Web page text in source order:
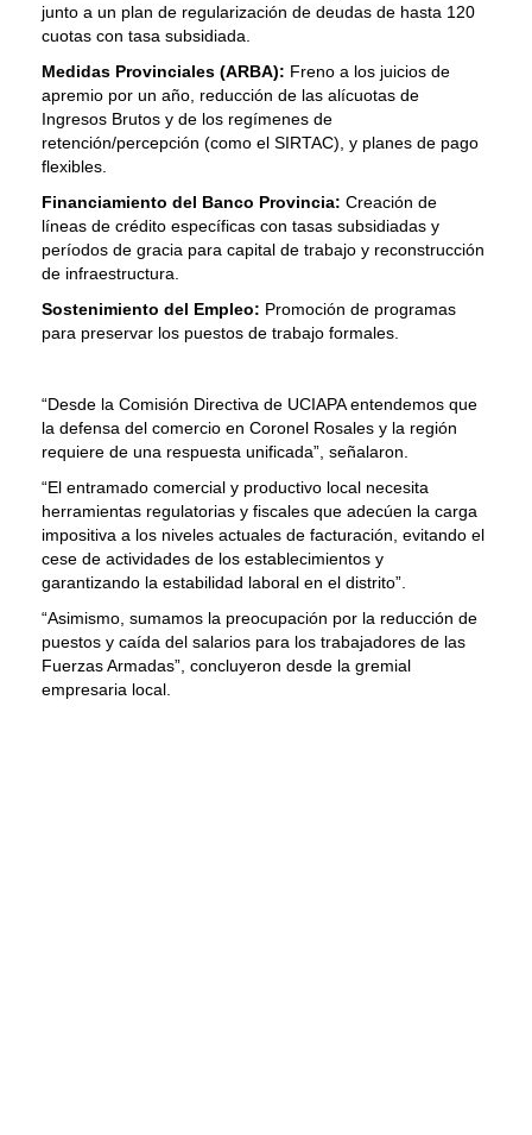
junto a un plan de regularización de deudas de hasta 120
cuotas con tasa subsidiada.
Medidas Provinciales (ARBA): Freno a los juicios de
apremio por un año, reducción de las alícuotas de
Ingresos Brutos y de los regímenes de
retención/percepción (como el SIRTAC), y planes de pago
flexibles.
Financiamiento del Banco Provincia: Creación de
líneas de crédito específicas con tasas subsidiadas y
períodos de gracia para capital de trabajo y reconstrucción
de infraestructura.
Sostenimiento del Empleo: Promoción de programas
para preservar los puestos de trabajo formales.
“Desde la Comisión Directiva de UCIAPA entendemos que
la defensa del comercio en Coronel Rosales y la región
requiere de una respuesta unificada”, señalaron.
“El entramado comercial y productivo local necesita
herramientas regulatorias y fiscales que adecúen la carga
impositiva a los niveles actuales de facturación, evitando el
cese de actividades de los establecimientos y
garantizando la estabilidad laboral en el distrito”.
“Asimismo, sumamos la preocupación por la reducción de
puestos y caída del salarios para los trabajadores de las
Fuerzas Armadas”, concluyeron desde la gremial
empresaria local.